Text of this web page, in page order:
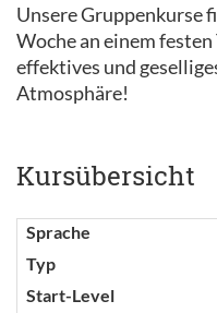
Unsere Gruppenkurse
Woche an einem
effektives und
Atmosphäre!
Kursübersicht
Sprache
Typ
Start-Level